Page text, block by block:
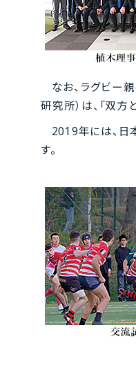
なお、ラグビー
研究所）は、「双
2019年には、日
す。